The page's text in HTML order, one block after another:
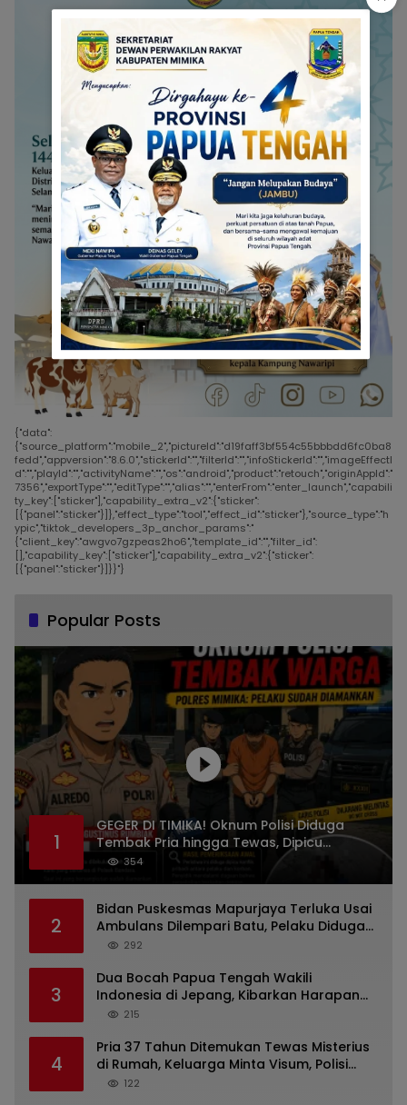
{"data":
{"source_platform":"mobile_2","pictureId":"d19faff3bf554c55bbbdd6fc0ba8
fedd","appversion":"8.6.0","stickerId":"","filterId":"","infoStickerId":"","imageEffectI
d":"","playId":"","activityName":"","os":"android","product":"retouch","originAppId":"
7356","exportType":"","editType":"","alias":"","enterFrom":"enter_launch","capabili
ty_key":["sticker"],"capability_extra_v2":{"sticker":
[{"panel":"sticker"}]},"effect_type":"tool","effect_id":"sticker"},"source_type":"h
ypic","tiktok_developers_3p_anchor_params":"
{"client_key":"awgvo7gzpeas2ho6","template_id":"","filter_id":
[],"capability_key":["sticker"],"capability_extra_v2":{"sticker":
[{"panel":"sticker"}]}}"}
Popular Posts
1
GEGER DI TIMIKA! Oknum Polisi Diduga
Tembak Pria hingga Tewas, Dipicu
Dugaan Persoalan Rumah Tangga
354
2
Bidan Puskesmas Mapurjaya Terluka Usai
Ambulans Dilempari Batu, Pelaku Diduga
Kelompok Mabuk di Jalan Poros Timika
292
3
Dua Bocah Papua Tengah Wakili
Indonesia di Jepang, Kibarkan Harapan
dari Mimika ke Panggung Dunia
215
4
Pria 37 Tahun Ditemukan Tewas Misterius
di Rumah, Keluarga Minta Visum, Polisi
Diminta Ungkap Penyebab Kematian
122